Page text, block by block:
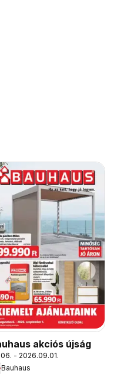
akciós újság
- 2026.09.01.
Bauhaus